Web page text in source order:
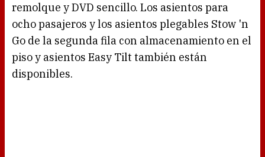
remolque y DVD sencillo. Los asientos para
ocho pasajeros y los asientos plegables Stow 'n
Go de la segunda fila con almacenamiento en el
piso y asientos Easy Tilt también están
disponibles.